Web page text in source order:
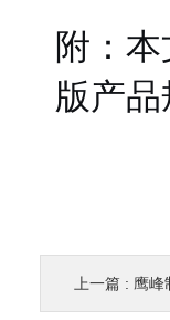
附：
版产
上一篇 : 鹰峰